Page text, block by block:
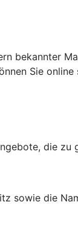
bekannter
Sie online
die
sowie die